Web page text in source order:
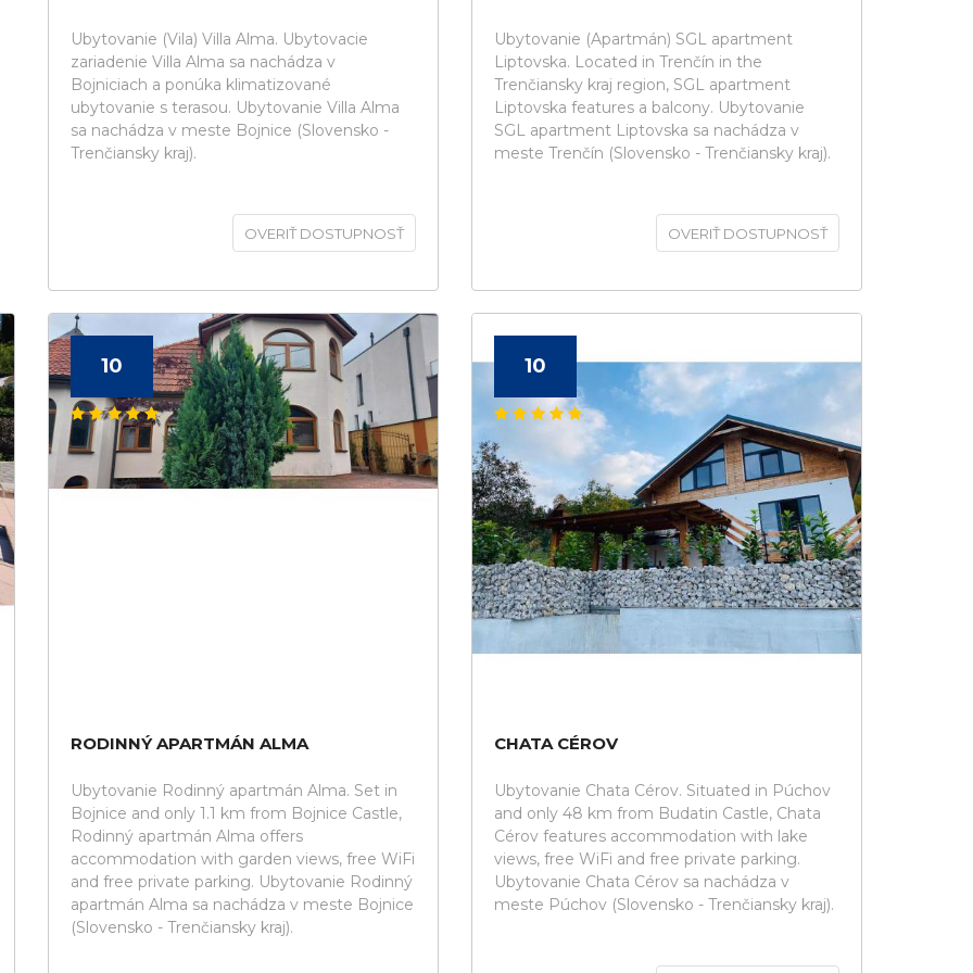
Ubytovanie (Vila) Villa Alma. Ubytovacie
zariadenie Villa Alma sa nachádza v
Bojniciach a ponúka klimatizované
ubytovanie s terasou. Ubytovanie Villa Alma
sa nachádza v meste Bojnice (Slovensko -
Trenčiansky kraj).
OVERIŤ DOSTUPNOSŤ
Ubytovanie (Apartmán) SGL apartment
Liptovska. Located in Trenčín in the
Trenčiansky kraj region, SGL apartment
Liptovska features a balcony. Ubytovanie
SGL apartment Liptovska sa nachádza v
meste Trenčín (Slovensko - Trenčiansky kraj).
OVERIŤ DOSTUPNOSŤ
10
RODINNÝ APARTMÁN ALMA
Ubytovanie Rodinný apartmán Alma. Set in
Bojnice and only 1.1 km from Bojnice Castle,
Rodinný apartmán Alma offers
accommodation with garden views, free WiFi
and free private parking. Ubytovanie Rodinný
apartmán Alma sa nachádza v meste Bojnice
(Slovensko - Trenčiansky kraj).
10
CHATA CÉROV
Ubytovanie Chata Cérov. Situated in Púchov
and only 48 km from Budatin Castle, Chata
Cérov features accommodation with lake
views, free WiFi and free private parking.
Ubytovanie Chata Cérov sa nachádza v
meste Púchov (Slovensko - Trenčiansky kraj).